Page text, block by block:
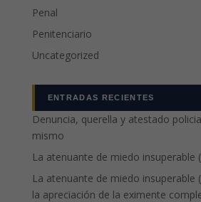
Penal
Penitenciario
Uncategorized
ENTRADAS RECIENTES
Denuncia, querella y atestado
mismo
La atenuante de miedo insuperable
La atenuante de miedo insuperable
la apreciación de la eximente